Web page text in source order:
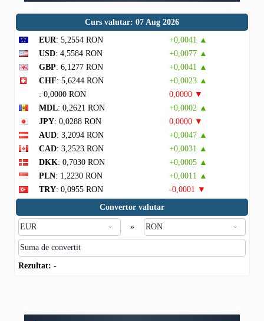
Curs valutar: 07 Aug 2026
EUR: 5,2554 RON
+0,0041 ▲
USD: 4,5584 RON
+0,0077 ▲
GBP: 6,1277 RON
+0,0041 ▲
CHF: 5,6244 RON
+0,0023 ▲
: 0,0000 RON
0,0000 ▼
MDL: 0,2621 RON
+0,0002 ▲
JPY: 0,0288 RON
0,0000 ▼
AUD: 3,2094 RON
+0,0047 ▲
CAD: 3,2523 RON
+0,0031 ▲
DKK: 0,7030 RON
+0,0005 ▲
PLN: 1,2230 RON
+0,0011 ▲
TRY: 0,0955 RON
-0,0001 ▼
Convertor valutar
»
Rezultat: -